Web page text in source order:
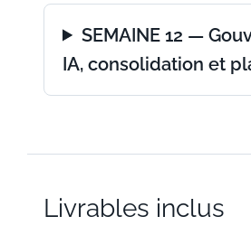
SEMAINE 12 —
IA, consolidation et
Livrables inclus